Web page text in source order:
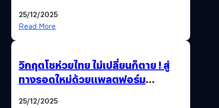
25/12/2025
Read More
วิกฤตโชห่วยไทย ไม่เปลี่ยนก็ตาย ! สู่
ทางรอดใหม่ด้วยแพลตฟอร์ม
25/12/2025